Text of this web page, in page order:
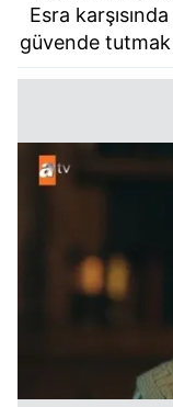
Çerezlere ilişkin
vasıtasıyla
için Ayarlar
6698 sayılı
hazırlanmış
ilgili mevzuata
Esra
güvende tutmak